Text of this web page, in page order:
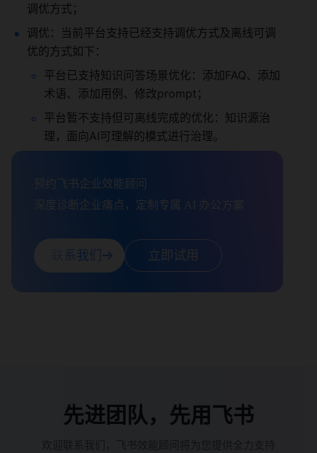
调优方式；
调优：当前平台支持已经支持调优方式及离线可调
优的方式如下：
平台已支持知识问答场景优化：添加FAQ、添加
术语、添加用例、修改prompt；
平台暂不支持但可离线完成的优化：知识源治
理，面向AI可理解的模式进行治理。
预约飞书企业效能顾问
深度诊断企业痛点，定制专属 AI 办公方案
联系我们 立即试用
先进团队，先用飞书